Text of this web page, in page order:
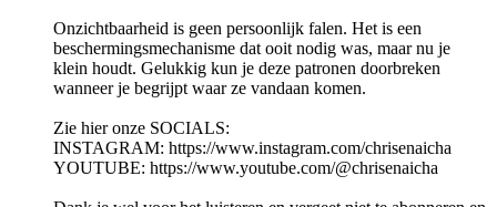
Onzichtbaarheid is geen persoonlijk falen. Het is een
beschermingsmechanisme dat ooit nodig was, maar nu je
klein houdt. Gelukkig kun je deze patronen doorbreken
wanneer je begrijpt waar ze vandaan komen.
Zie hier onze SOCIALS:
INSTAGRAM: ⁠⁠⁠https://www.instagram.com/chrisenaicha
⁠YOUTUBE: ⁠⁠⁠https://www.youtube.com/@chrisenaicha⁠⁠⁠